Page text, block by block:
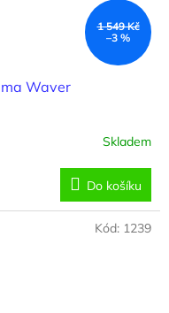
1 549 Kč
–3 %
Waver
Skladem
Do košíku
Kód: 1239